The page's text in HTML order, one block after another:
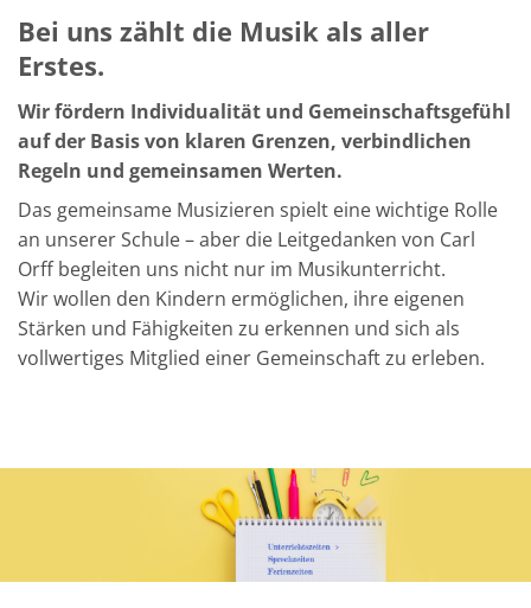
Bei uns zählt die Musik als aller
Erstes.
Wir fördern Individualität und Gemeinschaftsgefühl
auf der Basis von klaren Grenzen, verbindlichen
Regeln und gemeinsamen Werten.
Das gemeinsame Musizieren spielt eine wichtige Rolle
an unserer Schule – aber die Leitgedanken von Carl
Orff begleiten uns nicht nur im Musikunterricht.
Wir wollen den Kindern ermöglichen, ihre eigenen
Stärken und Fähigkeiten zu erkennen und sich als
vollwertiges Mitglied einer Gemeinschaft zu erleben.